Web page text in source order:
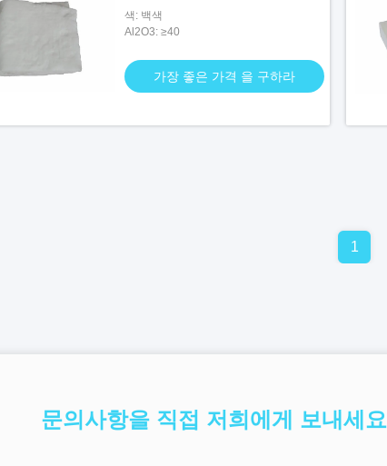
색: 백색
Al2O3: ≥40
가장 좋은 가격 을 구하라
1
문의사항을 직접 저희에게 보내세요